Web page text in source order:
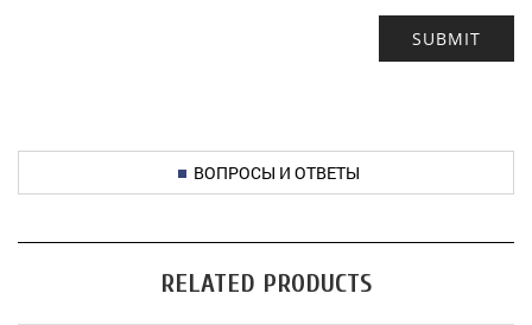
ВОПРОСЫ И ОТВЕТЫ
RELATED PRODUCTS